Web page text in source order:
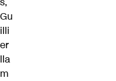
Gu
illi
er
lla
m